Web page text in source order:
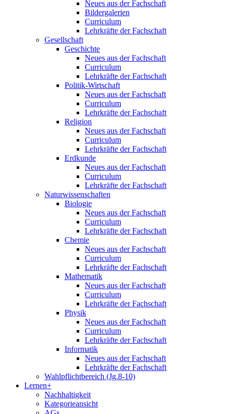
Neues aus der Fachschaft
Bildergalerien
Curriculum
Lehrkräfte der Fachschaft
Gesellschaft
Geschichte
Neues aus der Fachschaft
Curriculum
Lehrkräfte der Fachschaft
Politik-Wirtschaft
Neues aus der Fachschaft
Curriculum
Lehrkräfte der Fachschaft
Religion
Neues aus der Fachschaft
Curriculum
Lehrkräfte der Fachschaft
Erdkunde
Neues aus der Fachschaft
Curriculum
Lehrkräfte der Fachschaft
Naturwissenschaften
Biologie
Neues aus der Fachschaft
Curriculum
Lehrkräfte der Fachschaft
Chemie
Neues aus der Fachschaft
Curriculum
Lehrkräfte der Fachschaft
Mathematik
Neues aus der Fachschaft
Curriculum
Lehrkräfte der Fachschaft
Physik
Neues aus der Fachschaft
Curriculum
Lehrkräfte der Fachschaft
Informatik
Neues aus der Fachschaft
Lehrkräfte der Fachschaft
Wahlpflichtbereich (Jg.8-10)
Lernen+
Nachhaltigkeit
Kategorieansicht